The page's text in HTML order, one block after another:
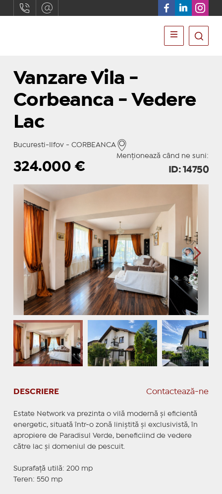
Vanzare Vila -
Corbeanca - Vedere
Lac
Bucuresti-Ilfov - CORBEANCA
Menționează când ne suni:
324.000 € ID: 14750
DESCRIERE Contactează-ne
Estate Network va prezinta o vilă modernă și eficientă
energetic, situată într-o zonă liniștită și exclusivistă, în
apropiere de Paradisul Verde, beneficiind de vedere
către lac și domeniul de pescuit.
Suprafață utilă: 200 mp
Teren: 550 mp